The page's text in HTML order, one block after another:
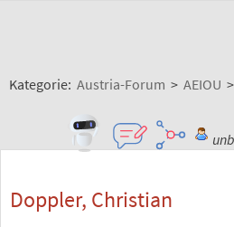
Kategorie: Austria-Forum > AEIOU >
Doppler, Christian